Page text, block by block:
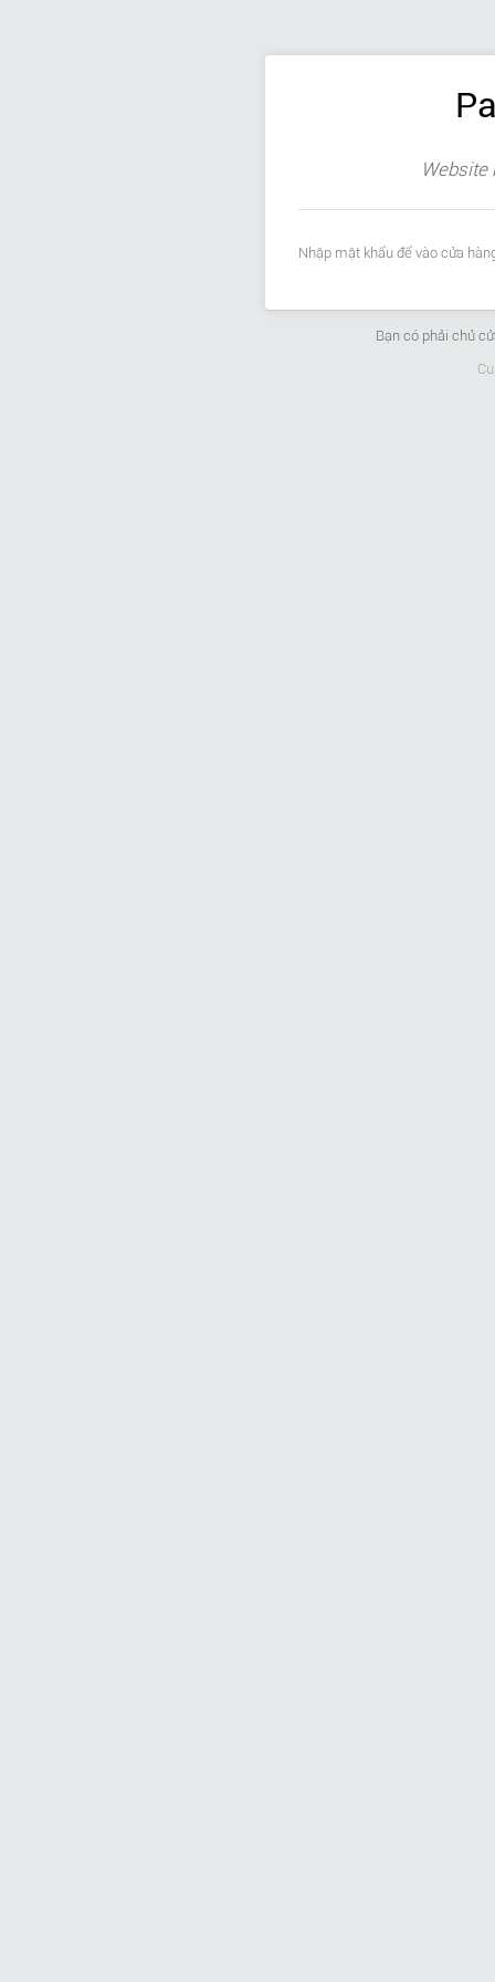
Website
Nhập mật khẩu để vào cửa
Bạn có phải chủ